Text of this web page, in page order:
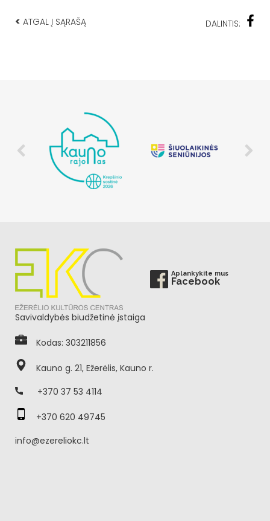
< ATGAL Į SĄRAŠĄ DALINTIS:
Aplankykite mus
Facebook
Savivaldybės biudžetinė įstaiga
Kodas: 303211856
Kauno g. 21, Ežerėlis, Kauno r.
+370 37 53 4114
+370 620 49745
info@ezereliokc.lt